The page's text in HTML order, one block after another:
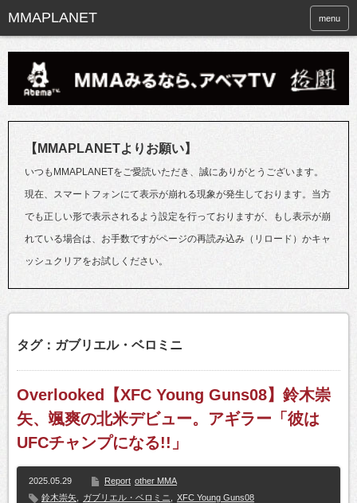
menu
【MMAPLANETよりお願い】
いつもMMAPLANETをご愛読いただき、誠にありがとうございます。
現在、スマートフォンにて表示が崩れる現象が発生しております。当方
でも正しい形で表示されるよう設定を行っておりますが、もし表示が崩
れている場合は、お手数ですがページの再読み込み（リロード）かキャ
ッシュクリアをお試しください。
タグ：ガブリエル・ベロミニ
Overlooked【XFC Young Guns08】鈴木崇
矢、颯爽の北米デビュー。アギラー「彼は
UFCチャンプになる!!」
2025.05.29 Report other MMA
鈴木崇矢
ガブリエル・ベロミニ XFC Young Guns08